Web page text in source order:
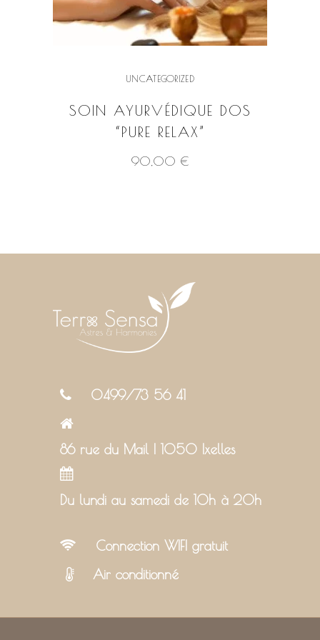
product
page
UNCATEGORIZED
SOIN AYURVÉDIQUE DOS
“PURE RELAX”
90,00 €
0499/73 56 41
86 rue du Mail | 1050 Ixelles
Du lundi au samedi de 10h à 20h
Connection WIFI gratuit
Air conditionné